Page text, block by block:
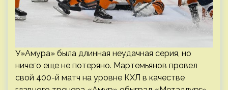
У»Амура» была длинная неудачная серия, но
ничего еще не потеряно. Мартемьянов провел
свой 400-й матч на уровне КХЛ в качестве